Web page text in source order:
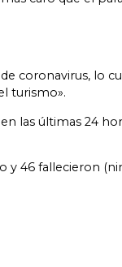
coronavirus, lo
turismo».
las últimas 24
y 46 fallecieron